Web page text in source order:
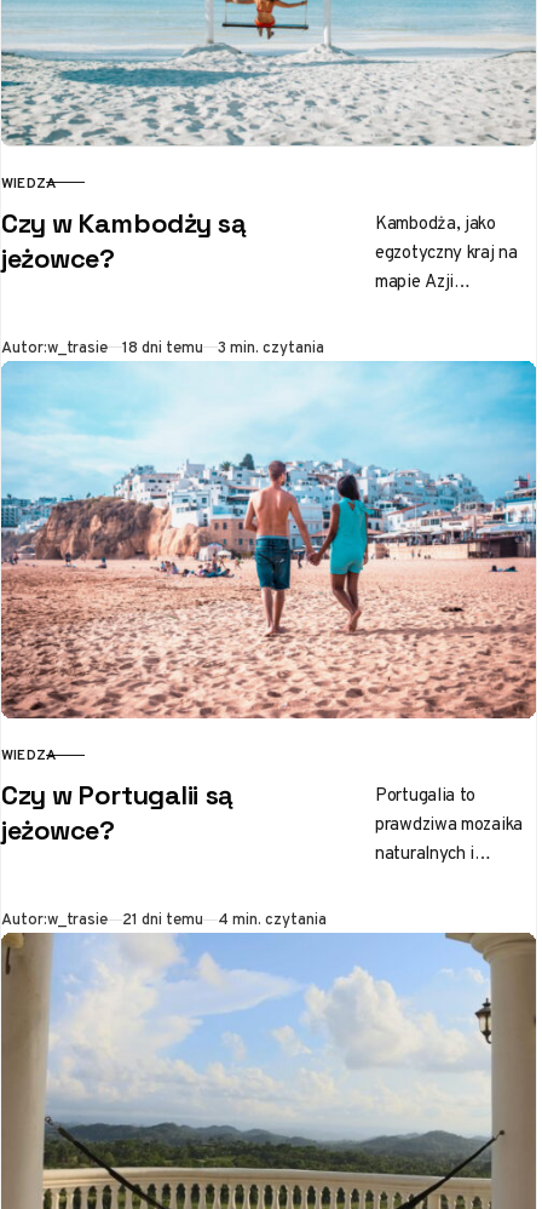
KATEGORIA
WIEDZA
Czy w Kambodży są
jeżowce?
Kambodża, jako
egzotyczny kraj na
mapie Azji
prawdziwa mekka
odkrywców przyrody.
Gdy myślisz o
tutejszych
atrakcjach, pewnie
przed…
Autor:w_trasie Opublikowano
18 dni temu 3 min. czytania
KATEGORIA
WIEDZA
Czy w Portugalii są
jeżowce?
Portugalia to
prawdziwa mozaika
naturalnych i
przyciągają
podróżników z
całego świata.
Wybrzeże tego kraju
od lat przyciąga…
Autor:w_trasie Opublikowano
21 dni temu 4 min. czytania